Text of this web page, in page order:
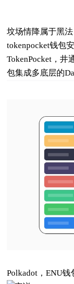
坟场情降属于黑法
tokenpocket钱包
TokenPocket，井
包集成多底层的
Polkadot，ENU钱